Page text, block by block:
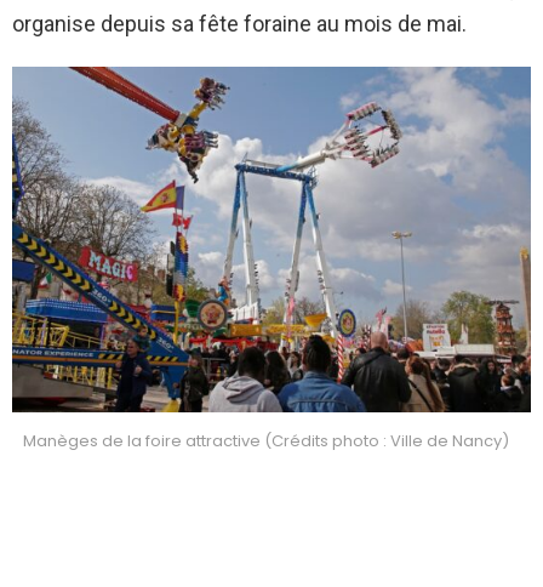
organise depuis sa fête foraine au mois de mai.
Manèges de la foire attractive (Crédits photo : Ville de Nancy)